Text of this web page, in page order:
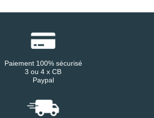
Paiement 100% sécurisé
3 ou 4 x CB
Paypal